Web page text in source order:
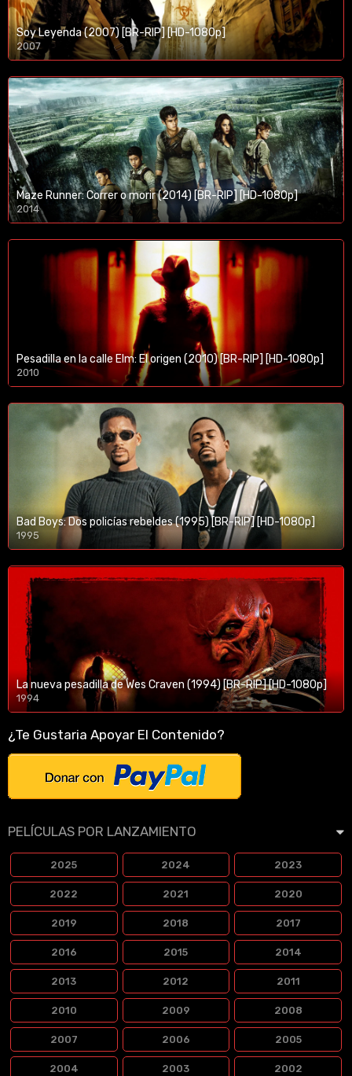
Soy Leyenda (2007) [BR-RIP] [HD-1080p]
2007
1080p/720p
Maze Runner: Correr o morir (2014) [BR-RIP] [HD-1080p]
2014
1080p/720p
Pesadilla en la calle Elm: El origen (2010) [BR-RIP] [HD-1080p]
2010
1080p/720p
Bad Boys: Dos policías rebeldes (1995) [BR-RIP] [HD-1080p]
1995
1080p/720p
La nueva pesadilla de Wes Craven (1994) [BR-RIP] [HD-1080p]
1994
1080p/720p
¿Te Gustaria Apoyar El Contenido?
PELÍCULAS POR LANZAMIENTO
2025 2024 2023
2022 2021 2020
2019 2018 2017
2016 2015 2014
2013 2012 2011
2010 2009 2008
2007 2006 2005
2004 2003 2002